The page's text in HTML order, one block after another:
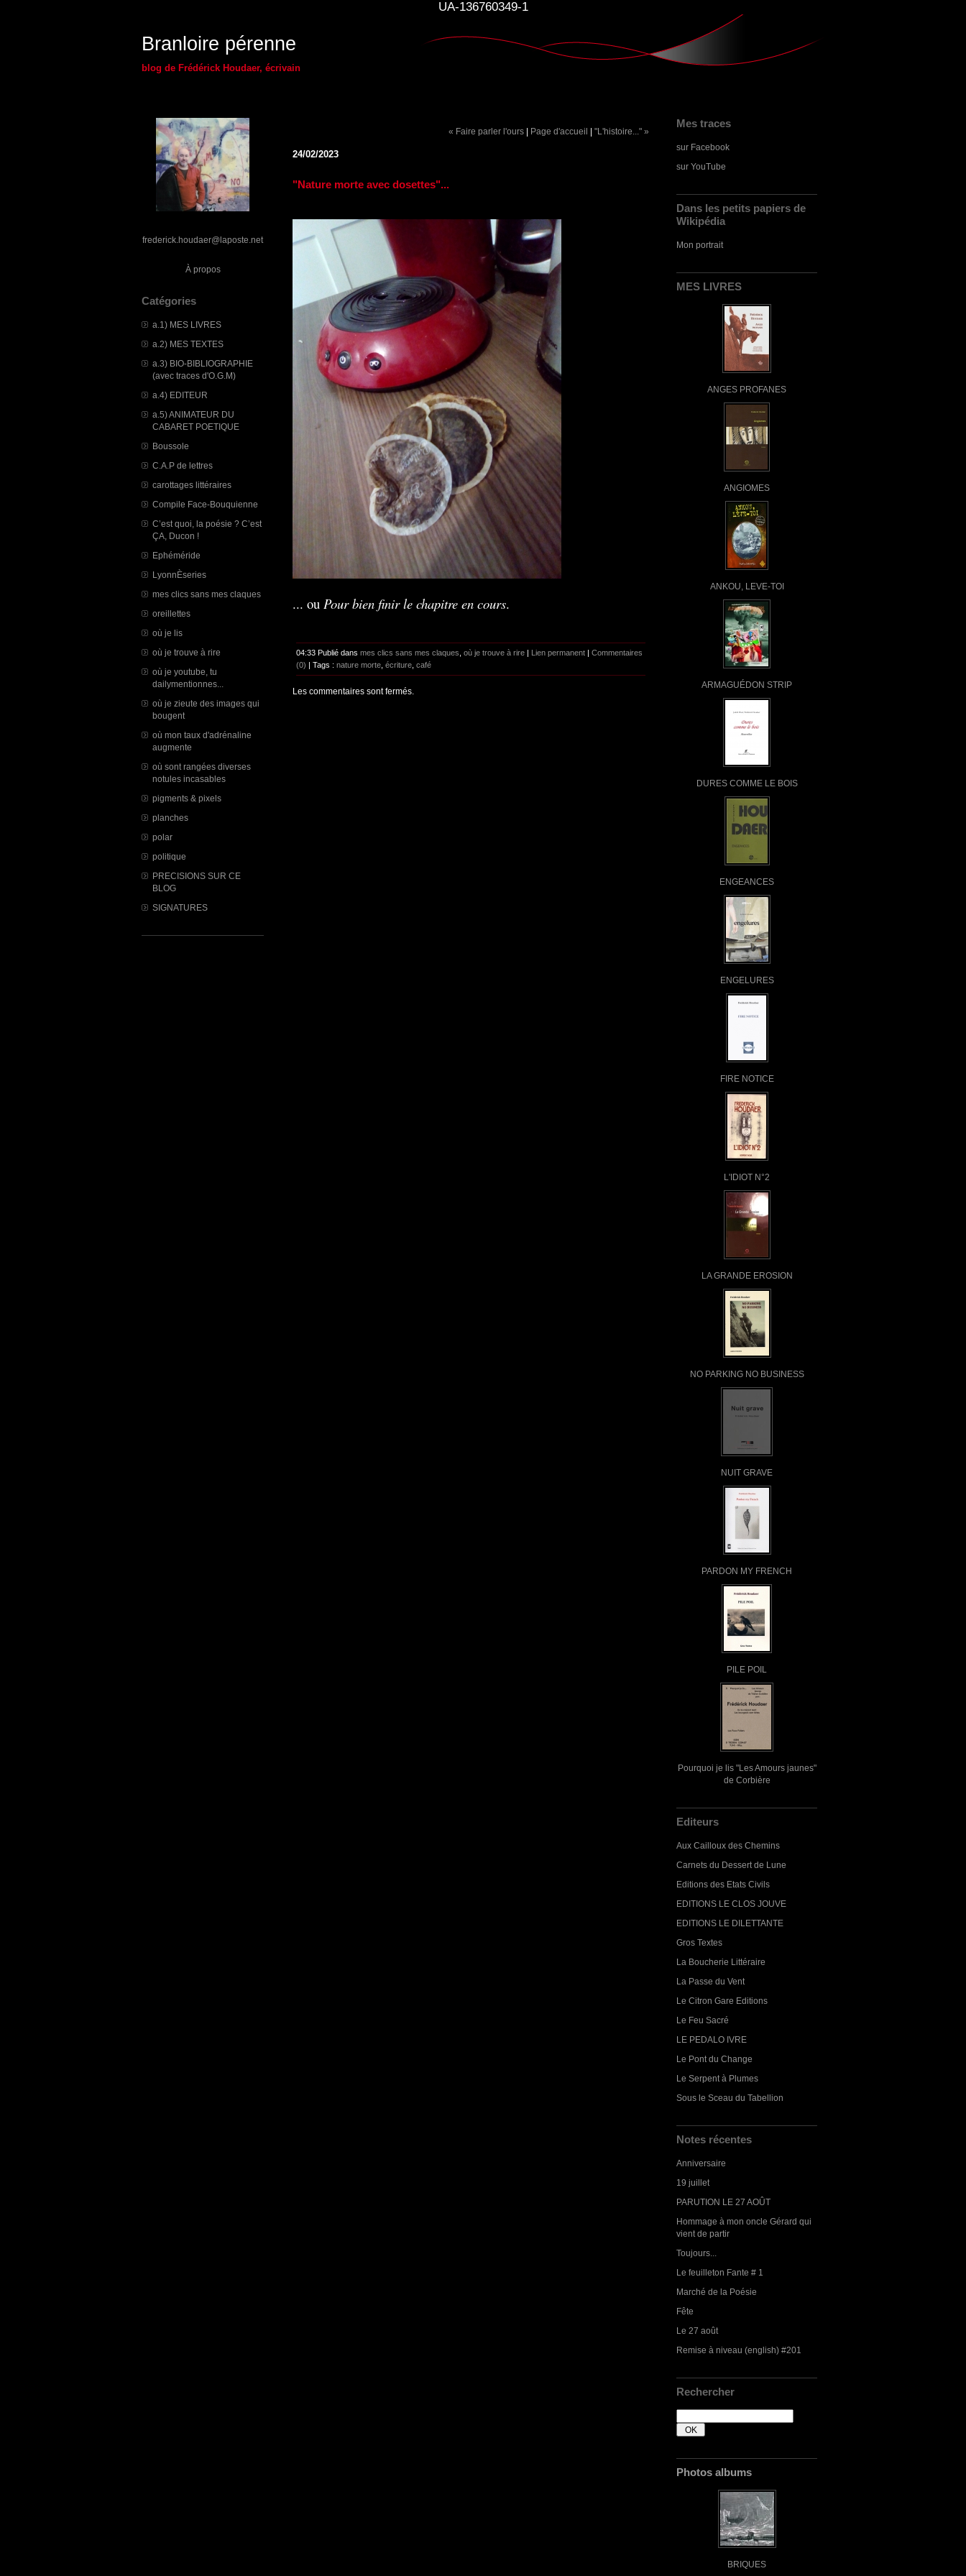
UA-136760349-1
Branloire pérenne
blog de Frédérick Houdaer, écrivain
frederick.houdaer@laposte.net
À propos
Catégories
a.1) MES LIVRES
a.2) MES TEXTES
a.3) BIO-BIBLIOGRAPHIE
(avec traces d'O.G.M)
a.4) EDITEUR
a.5) ANIMATEUR DU
CABARET POETIQUE
Boussole
C.A.P de lettres
carottages littéraires
Compile Face-Bouquienne
C’est quoi, la poésie ? C’est
ÇA, Ducon !
Ephéméride
LyonnÈseries
mes clics sans mes claques
oreillettes
où je lis
où je trouve à rire
où je youtube, tu
dailymentionnes...
où je zieute des images qui
bougent
où mon taux d'adrénaline
augmente
où sont rangées diverses
notules incasables
pigments & pixels
planches
polar
politique
PRECISIONS SUR CE
BLOG
SIGNATURES
Mes traces
sur Facebook
sur YouTube
Dans les petits papiers de
Wikipédia
Mon portrait
MES LIVRES
ANGES PROFANES
ANGIOMES
ANKOU, LEVE-TOI
ARMAGUÉDON STRIP
DURES COMME LE BOIS
ENGEANCES
ENGELURES
FIRE NOTICE
L'IDIOT N°2
LA GRANDE EROSION
NO PARKING NO BUSINESS
NUIT GRAVE
PARDON MY FRENCH
PILE POIL
Pourquoi je lis "Les Amours jaunes"
de Corbière
Editeurs
Aux Cailloux des Chemins
Carnets du Dessert de Lune
Editions des Etats Civils
EDITIONS LE CLOS JOUVE
EDITIONS LE DILETTANTE
Gros Textes
La Boucherie Littéraire
La Passe du Vent
Le Citron Gare Editions
Le Feu Sacré
LE PEDALO IVRE
Le Pont du Change
Le Serpent à Plumes
Sous le Sceau du Tabellion
Notes récentes
Anniversaire
19 juillet
PARUTION LE 27 AOÛT
Hommage à mon oncle Gérard qui
vient de partir
Toujours...
Le feuilleton Fante # 1
Marché de la Poésie
Fête
Le 27 août
Remise à niveau (english) #201
Rechercher
Photos albums
BRIQUES
« Faire parler l'ours | Page d'accueil | "L'histoire..." »
24/02/2023
"Nature morte avec dosettes"...
... ou Pour bien finir le chapitre en cours.
04:33 Publié dans mes clics sans mes claques, où je trouve à rire Lien permanent
Commentaires
(0) | Tags : nature morte, écriture, café
Les commentaires sont fermés.